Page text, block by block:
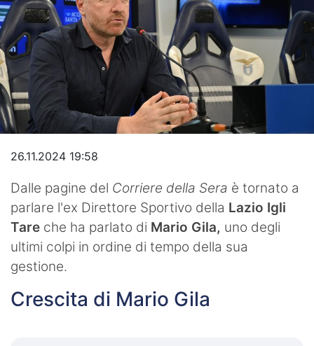
Settore Giovanile
Lazio Women
Calciomercato
Video
26.11.2024 19:58
Dalle pagine del Corriere della Sera è tornato a
parlare l'ex Direttore Sportivo della Lazio Igli
Tare che ha parlato di Mario Gila, uno degli
ultimi colpi in ordine di tempo della sua
gestione.
Crescita di Mario Gila